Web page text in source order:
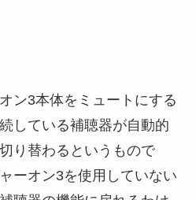
ン3本体をミュートにする
している補聴器が自動的
り替わるというもので
ーオン3を使用していない